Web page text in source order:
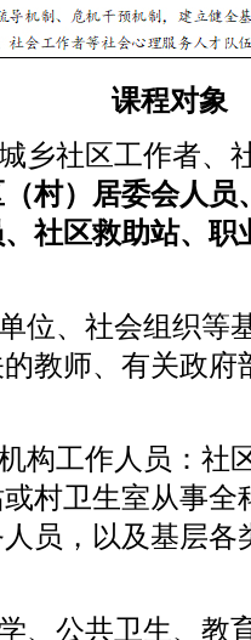
课程对象
社区工作者、
村）居委会人员
社区救助站、
、社会组织等
教师、有关政
工作人员：社
村卫生室从事
员，以及基层
公共卫生、教